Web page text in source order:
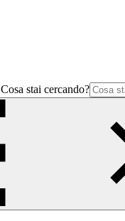
Cosa stai cercando?